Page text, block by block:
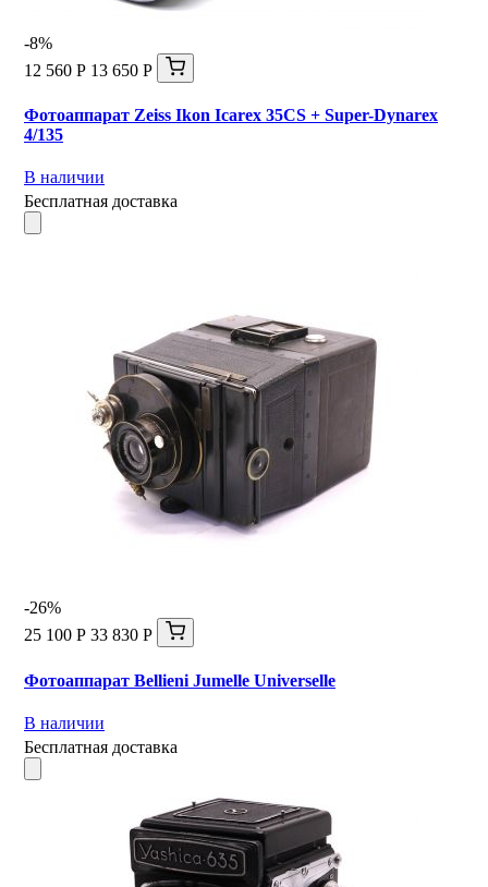
-8%
12 560 Р 13 650 Р
Фотоаппарат Zeiss Ikon Icarex 35CS + Super-Dynarex
4/135
В наличии
Бесплатная доставка
-26%
25 100 Р 33 830 Р
Фотоаппарат Bellieni Jumelle Universelle
В наличии
Бесплатная доставка